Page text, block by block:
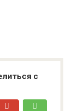
с